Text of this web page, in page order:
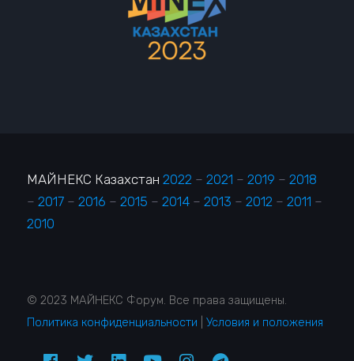
МАЙНЕКС Казахстан2022 – 2021 – 2019 – 2018
– 2017 – 2016 – 2015 – 2014 – 2013 – 2012 – 2011 –
2010
© 2023 МАЙНЕКС Форум. Все права защищены.
Политика конфиденциальности |Условия и положения